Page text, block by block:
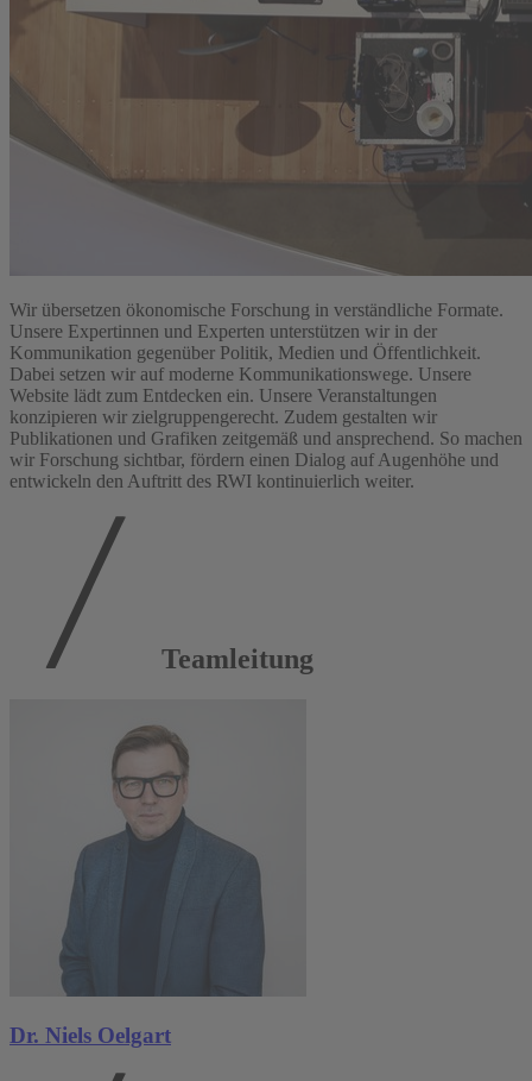
Wir übersetzen ökonomische Forschung in verständliche Formate.
Unsere Expertinnen und Experten unterstützen wir in der
Kommunikation gegenüber Politik, Medien und Öffentlichkeit.
Dabei setzen wir auf moderne Kommunikationswege. Unsere
Website lädt zum Entdecken ein. Unsere Veranstaltungen
konzipieren wir zielgruppengerecht. Zudem gestalten wir
Publikationen und Grafiken zeitgemäß und ansprechend. So machen
wir Forschung sichtbar, fördern einen Dialog auf Augenhöhe und
entwickeln den Auftritt des RWI kontinuierlich weiter.
Teamleitung
Dr. Niels Oelgart